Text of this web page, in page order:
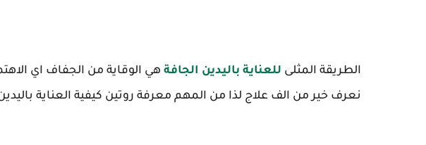
الطريقة المثلى للعناية باليدين الجافة هي الوقاية من الجفاف اي
نعرف خير من الف علاج لذا من المهم معرفة روتين كيفية العناية